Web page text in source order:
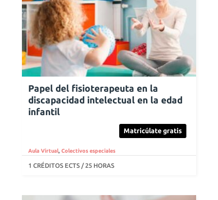
Papel del fisioterapeuta en la
discapacidad intelectual en la edad
infantil
Matricúlate gratis
Aula Virtual, Colectivos especiales
1 CRÉDITOS ECTS / 25 HORAS